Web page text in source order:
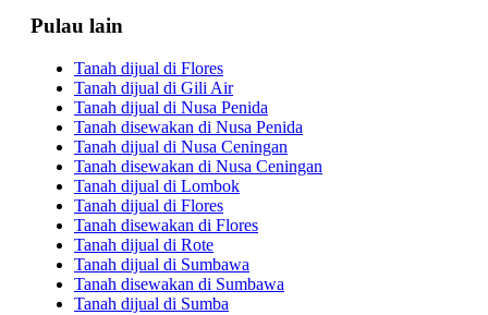
Pulau lain
Tanah dijual di Flores
Tanah dijual di Gili Air
Tanah dijual di Nusa Penida
Tanah disewakan di Nusa Penida
Tanah dijual di Nusa Ceningan
Tanah disewakan di Nusa Ceningan
Tanah dijual di Lombok
Tanah dijual di Flores
Tanah disewakan di Flores
Tanah dijual di Rote
Tanah dijual di Sumbawa
Tanah disewakan di Sumbawa
Tanah dijual di Sumba